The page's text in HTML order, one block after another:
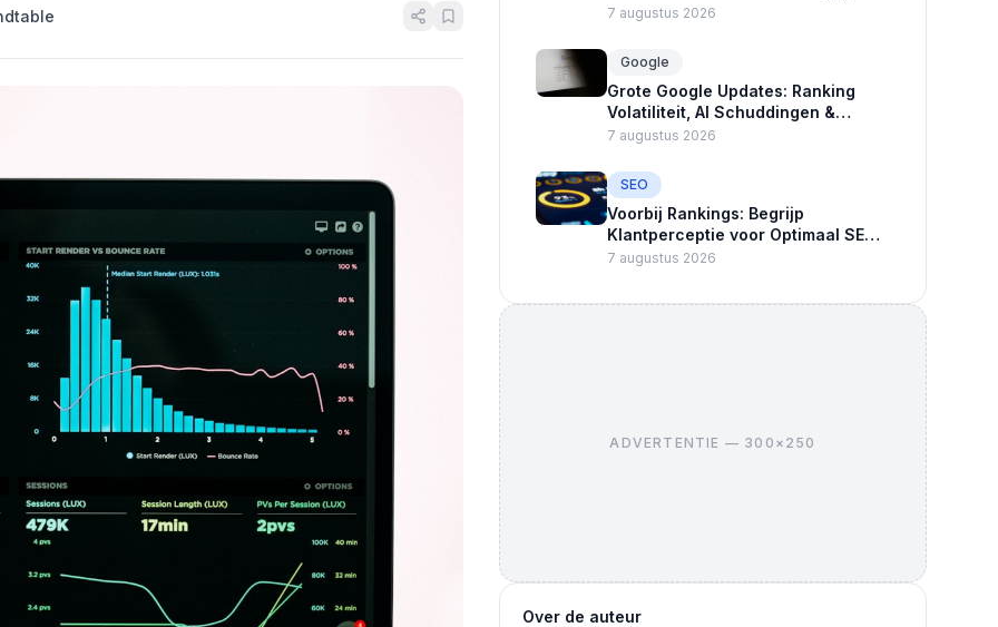
Updates Google Ads en Crawlers
7 augustus 2026
Google
Grote Google Updates: Ranking
Volatiliteit, AI Schuddingen &
Advertentie Nieuws
7 augustus 2026
SEO
Voorbij Rankings: Begrijp
Klantperceptie voor Optimaal SEO-
succes
7 augustus 2026
ADVERTENTIE — 300×250
Over de auteur